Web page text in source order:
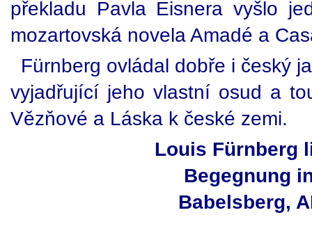
překladu Pavla Eisnera vyšlo
mozartovská novela Amadé a
Fürnberg ovládal dobře i český
vyjadřující jeho vlastní osud a
Vězňové a Láska k české zemi.
Louis Fürnberg
Begegnung
Babelsberg,